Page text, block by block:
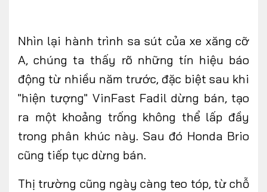
Nhìn lại hành trình sa sút của xe xăng cỡ
A, chúng ta thấy rõ những tín hiệu báo
động từ nhiều năm trước, đặc biệt sau khi
"hiện tượng" VinFast Fadil dừng bán, tạo
ra một khoảng trống không thể lấp đầy
trong phân khúc này. Sau đó Honda Brio
cũng tiếp tục dừng bán.
Thị trường cũng ngày càng teo tóp, từ chỗ